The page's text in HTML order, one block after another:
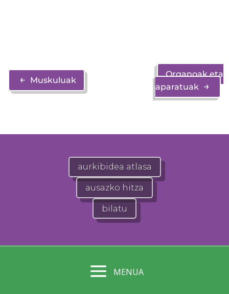
← Muskuluak
Organoak eta
aparatuak →
aurkibidea atlasa
ausazko hitza
bilatu
MENUA